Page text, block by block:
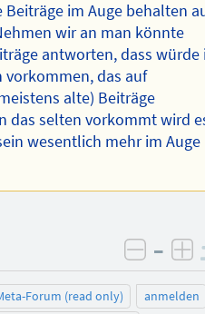
Beiträge im Auge behalten
wir an man könnte
antworten, dass würde
vorkommen, das auf
alte) Beiträge
das selten vorkommt wird
wesentlich mehr im Auge
–
Forum (read only)
anmelden